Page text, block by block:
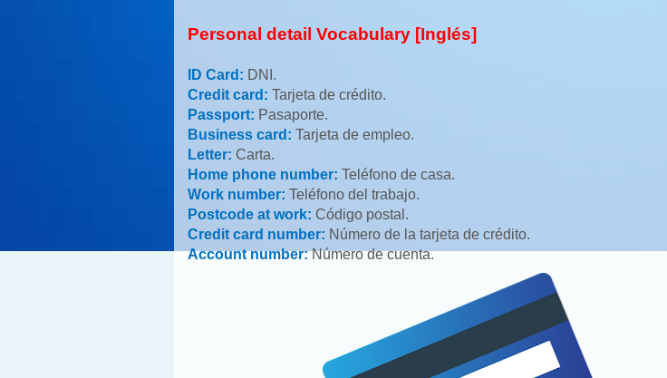
Personal detail Vocabulary [Inglés]
ID Card: DNI.
Credit card: Tarjeta de crédito.
Passport: Pasaporte.
Business card: Tarjeta de empleo.
Letter: Carta.
Home phone number: Teléfono de casa.
Work number: Teléfono del trabajo.
Postcode at work: Código postal.
Credit card number: Número de la tarjeta de crédito.
Account number:Número de cuenta.